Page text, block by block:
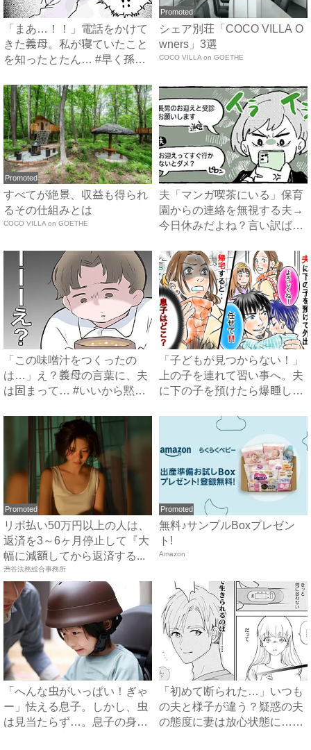
「まあ…！！」電話をかけて
きた義母。私が寝ていたこと
を知ったとたん… #早く孫
Promoted
シェア別荘「COCO VILLA O
wners」3選
COCO VILLA on GOETHE
Promoted
すべてが絶景、収益も得られ
るその仕組みとは
COCO VILLA on GOETHE
夫「マンガ喫茶にいる」保育
園からの連絡を無視する夫→
今日休みだよね？言い訳ばか
「この味噌汁をつくったの
は…」え？義母の言葉に、夫
は固まって… #いいから黙っ
「子どもが見つからない！」
上の子を連れて習い事へ。夫
に下の子を預けたら爆睡して
Promoted
リボ払い50万円以上の人は、
返済を3～6ヶ月停止して『大
幅に減額してから返済する...
渋谷法務総合事務所
Promoted
無料♪サンプルBoxプレゼン
ト!
Amazon
「へんな虫がいっぱい！ぎゃ
ー」怯える息子。しかし、虫
は見当たらず…。息子の身に
「初めて断られた…」いつも
の夫と様子が違う？疑惑の夫
の態度に妻は放心状態に…